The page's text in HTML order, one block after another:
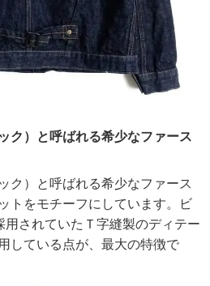
ク）と呼ばれる希少なファース
ク）と呼ばれる希少なファース
トをモチーフにしています。ビ
用されていたＴ字縫製のディテー
している点が、最大の特徴で